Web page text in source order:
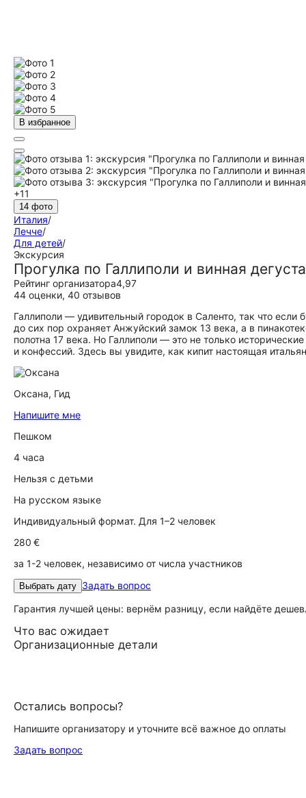
В избранное
+11
14 фото
Италия/
Лечче/
Для детей/
Экскурсия
Прогулка по Галлиполи и винная
Рейтинг организатора4,97
44 оценки, 40 отзывов
Галлиполи — удивительный городок в Саленто, так что
до сих пор охраняет Анжуйский замок 13 века, а в
полотна 17 века. Но Галлиполи — это не только
и конфессий. Здесь вы увидите, как кипит настоящая
Оксана, Гид
Напишите мне
Пешком
4 часа
Нельзя с детьми
На русском языке
Индивидуальный формат. Для 1–2 человек
280 €
за 1-2 человек, независимо от числа участников
Выбрать дату Задать вопрос
Гарантия лучшей цены: вернём разницу, если найдёте
Что вас ожидает
Организационные детали
Остались вопросы?
Напишите организатору и уточните всё важное до оплаты
Задать вопрос